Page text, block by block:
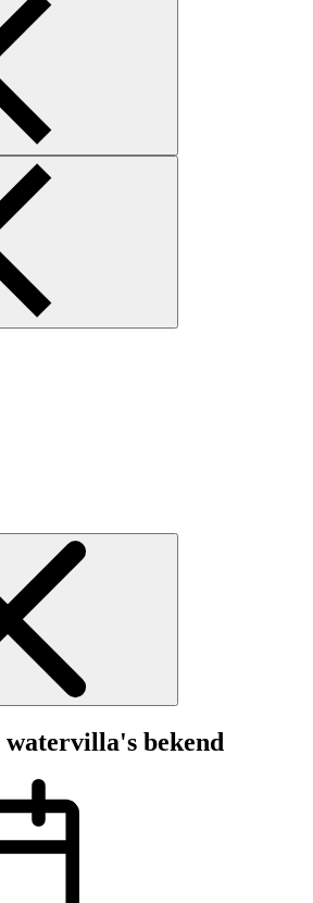
watervilla's bekend